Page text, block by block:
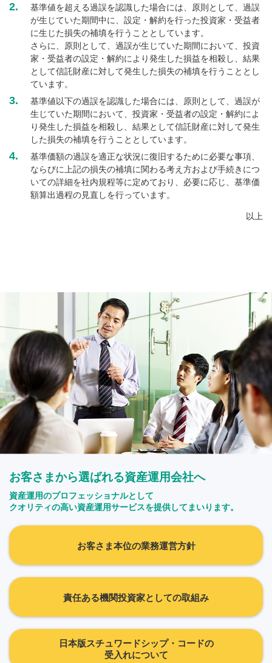
2.
基準値を超える過誤を認識した場合には、原則として、過誤
が生じていた期間中に、設定・解約を行った投資家・受益者
に生じた損失の補填を行うこととしています。
さらに、原則として、過誤が生じていた期間において、投資
家・受益者の設定・解約により発生した損益を相殺し、結果
として信託財産に対して発生した損失の補填を行うこととし
ています。
3.
基準値以下の過誤を認識した場合には、原則として、過誤が
生じていた期間において、投資家・受益者の設定・解約によ
り発生した損益を相殺し、結果として信託財産に対して発生
した損失の補填を行うこととしています。
4.
基準価額の過誤を適正な状況に復旧するために必要な事項、
ならびに上記の損失の補填に関わる考え方および手続きにつ
いての詳細を社内規程等に定めており、必要に応じ、基準価
額算出過程の見直しを行っています。
以上
お客さまから選ばれる資産運用会社へ
資産運用のプロフェッショナルとして
クオリティの高い資産運用サービスを提供してまいります。
お客さま本位の業務運営方針
責任ある機関投資家としての取組み
日本版スチュワードシップ・コードの
受入れについて